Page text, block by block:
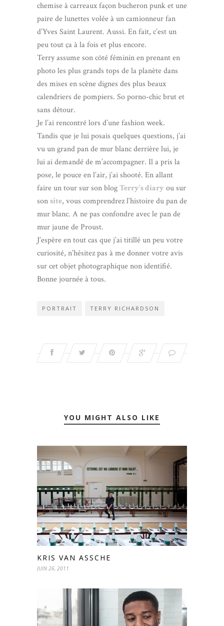
chemise à carreaux façon bucheron punk et une
paire de lunettes volée à un camionneur fan
d’Yves Saint Laurent. Aussi. En fait, c’est un
peu tout ça à la fois et plus encore.
Terry assume son côté féminin en prenant en
photo les plus grands tops de la planète dans
des mises en scène dignes des plus beaux
calendriers de pompiers. So porno-chic brut et
sans détour.
Je l’ai rencontré lors d’une fashion week.
Tandis que je lui posais quelques questions, j’ai
vu un grand pan de mur blanc derrière lui, je
lui ai demandé de m’accompagner. Il a pris la
pose, le pouce en l’air, j’ai shooté. En allant
faire un tour sur son blogTerry’s diary ou sur
sonsite, vous comprendrez l’histoire du pan de
mur blanc. A ne pas confondre avec le pan de
mur jaune de Proust.
J’espère en tout cas que j’ai titillé un peu votre
curiosité, n’hésitez pas à me donner votre avis
sur cet objet photographique non identifié.
Bonne journée à tous.
PORTRAIT TERRY RICHARDSON
YOU MIGHT ALSO LIKE
KRIS VAN ASSCHE
JUIN 26, 2011